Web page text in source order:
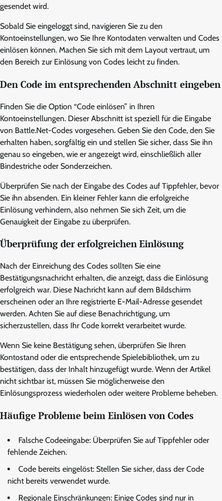
gesendet wird.
Sobald Sie eingeloggt sind, navigieren Sie zu den
Kontoeinstellungen, wo Sie Ihre Kontodaten verwalten und Codes
einlösen können. Machen Sie sich mit dem Layout vertraut, um
den Bereich zur Einlösung von Codes leicht zu finden.
Den Code im entsprechenden Abschnitt eingeben
Finden Sie die Option “Code einlösen” in Ihren
Kontoeinstellungen. Dieser Abschnitt ist speziell für die Eingabe
von Battle.Net-Codes vorgesehen. Geben Sie den Code, den Sie
erhalten haben, sorgfältig ein und stellen Sie sicher, dass Sie ihn
genau so eingeben, wie er angezeigt wird, einschließlich aller
Bindestriche oder Sonderzeichen.
Überprüfen Sie nach der Eingabe des Codes auf Tippfehler, bevor
Sie ihn absenden. Ein kleiner Fehler kann die erfolgreiche
Einlösung verhindern, also nehmen Sie sich Zeit, um die
Genauigkeit der Eingabe zu überprüfen.
Überprüfung der erfolgreichen Einlösung
Nach der Einreichung des Codes sollten Sie eine
Bestätigungsnachricht erhalten, die anzeigt, dass die Einlösung
erfolgreich war. Diese Nachricht kann auf dem Bildschirm
erscheinen oder an Ihre registrierte E-Mail-Adresse gesendet
werden. Achten Sie auf diese Benachrichtigung, um
sicherzustellen, dass Ihr Code korrekt verarbeitet wurde.
Wenn Sie keine Bestätigung sehen, überprüfen Sie Ihren
Kontostand oder die entsprechende Spielebibliothek, um zu
bestätigen, dass der Inhalt hinzugefügt wurde. Wenn der Artikel
nicht sichtbar ist, müssen Sie möglicherweise den
Einlösungsprozess wiederholen oder weitere Probleme beheben.
Häufige Probleme beim Einlösen von Codes
Falsche Codeeingabe: Überprüfen Sie auf Tippfehler oder
fehlende Zeichen.
Code bereits eingelöst: Stellen Sie sicher, dass der Code
nicht bereits verwendet wurde.
Regionale Einschränkungen: Einige Codes sind nur in